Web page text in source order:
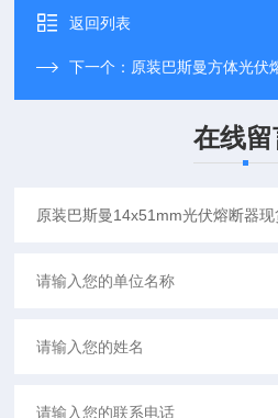
返回列表
下一个： 原装巴斯曼方体光伏
在线留